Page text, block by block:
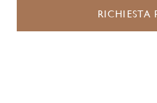
RICHIESTA